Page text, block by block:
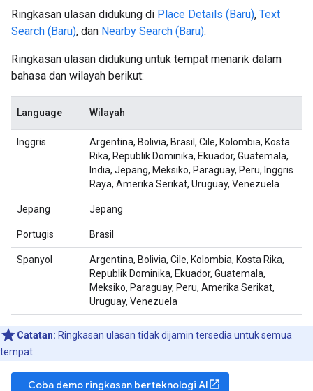
Ringkasan ulasan didukung di Place Details (Baru), Text
Search (Baru), dan Nearby Search (Baru).
Ringkasan ulasan didukung untuk tempat menarik dalam
bahasa dan wilayah berikut:
Language Wilayah
Inggris
Argentina, Bolivia, Brasil, Cile, Kolombia, Kosta
Rika, Republik Dominika, Ekuador, Guatemala,
India, Jepang, Meksiko, Paraguay, Peru, Inggris
Raya, Amerika Serikat, Uruguay, Venezuela
Jepang Jepang
Portugis Brasil
Spanyol
Argentina, Bolivia, Cile, Kolombia, Kosta Rika,
Republik Dominika, Ekuador, Guatemala,
Meksiko, Paraguay, Peru, Amerika Serikat,
Uruguay, Venezuela
Catatan: Ringkasan ulasan tidak dijamin tersedia untuk semua
tempat.
Coba demo ringkasan berteknologi AI open_in_new